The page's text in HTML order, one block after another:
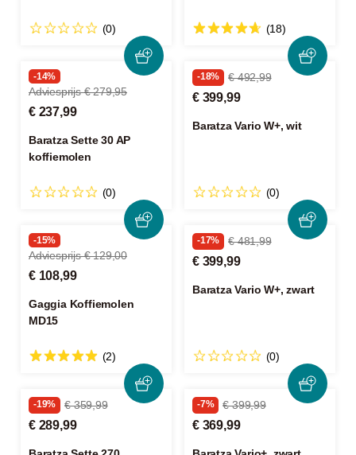
(0) (18)
-14%
Adviesprijs € 279,95
€ 237,99
Baratza Sette 30 AP
koffiemolen
(0)
-18% € 492,99
€ 399,99
Baratza Vario W+, wit
(0)
-15%
Adviesprijs € 129,00
€ 108,99
Gaggia Koffiemolen
MD15
(2)
-17% € 481,99
€ 399,99
Baratza Vario W+, zwart
(0)
-19% € 359,99
€ 289,99
-7% € 399,99
€ 369,99